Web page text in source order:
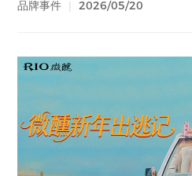
品牌事件 | 2026/05/20